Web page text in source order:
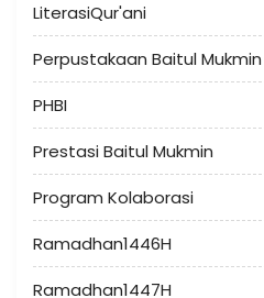
LiterasiQur'ani
Perpustakaan Baitul Mukmin
PHBI
Prestasi Baitul Mukmin
Program Kolaborasi
Ramadhan1446H
Ramadhan1447H